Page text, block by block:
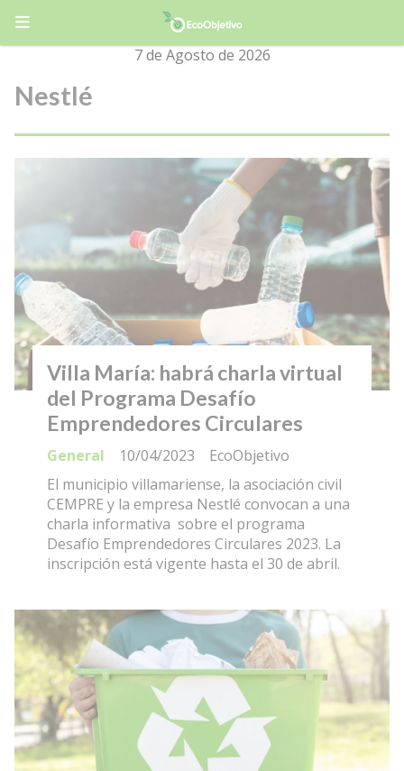
7 de Agosto de 2026
Nestlé
Villa María: habrá charla virtual
del Programa Desafío
Emprendedores Circulares
EcoObjetivo
General
10/04/2023
El municipio villamariense, la asociación civil
CEMPRE y la empresa Nestlé convocan a una
charla informativa sobre el programa
Desafío Emprendedores Circulares 2023. La
inscripción está vigente hasta el 30 de abril.